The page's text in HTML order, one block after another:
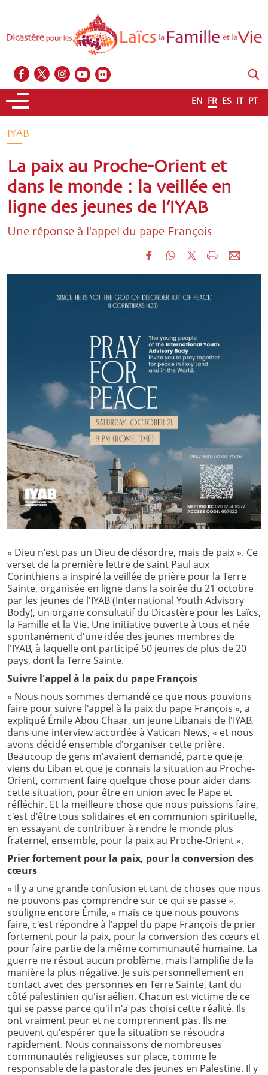
EN FR ES IT PT
IYAB
La paix au Proche-Orient et
dans le monde : la veillée en
ligne des jeunes de l’IYAB
Une réponse à l'appel du pape François
« Dieu n'est pas un Dieu de désordre, mais de paix ». Ce
verset de la première lettre de saint Paul aux
Corinthiens a inspiré la veillée de prière pour la Terre
Sainte, organisée en ligne dans la soirée du 21 octobre
par les jeunes de l'IYAB (International Youth Advisory
Body), un organe consultatif du Dicastère pour les Laïcs,
la Famille et la Vie. Une initiative ouverte à tous et née
spontanément d'une idée des jeunes membres de
l'IYAB, à laquelle ont participé 50 jeunes de plus de 20
pays, dont la Terre Sainte.
Suivre l'appel à la paix du pape François
« Nous nous sommes demandé ce que nous pouvions
faire pour suivre l'appel à la paix du pape François », a
expliqué Émile Abou Chaar, un jeune Libanais de l'IYAB,
dans une interview accordée à Vatican News, « et nous
avons décidé ensemble d'organiser cette prière.
Beaucoup de gens m'avaient demandé, parce que je
viens du Liban et que je connais la situation au Proche-
Orient, comment faire quelque chose pour aider dans
cette situation, pour être en union avec le Pape et
réfléchir. Et la meilleure chose que nous puissions faire,
c'est d'être tous solidaires et en communion spirituelle,
en essayant de contribuer à rendre le monde plus
fraternel, ensemble, pour la paix au Proche-Orient ».
Prier fortement pour la paix, pour la conversion des
cœurs
« Il y a une grande confusion et tant de choses que nous
ne pouvons pas comprendre sur ce qui se passe »,
souligne encore Émile, « mais ce que nous pouvons
faire, c'est répondre à l'appel du pape François de prier
fortement pour la paix, pour la conversion des cœurs et
pour faire partie de la même communauté humaine. La
guerre ne résout aucun problème, mais l'amplifie de la
manière la plus négative. Je suis personnellement en
contact avec des personnes en Terre Sainte, tant du
côté palestinien qu'israélien. Chacun est victime de ce
qui se passe parce qu'il n'a pas choisi cette réalité. Ils
ont vraiment peur et ne comprennent pas. Ils ne
peuvent qu'espérer que la situation se résoudra
rapidement. Nous connaissons de nombreuses
communautés religieuses sur place, comme le
responsable de la pastorale des jeunes en Palestine. Il y